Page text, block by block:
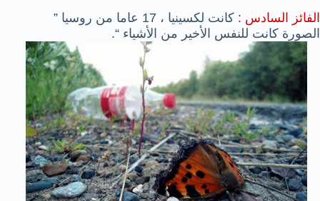
الفائز السادس :
كانت لكسينيا ، 17 عاما من روسيا ”
الصورة كانت للنفس الأخير من الأشياء “.